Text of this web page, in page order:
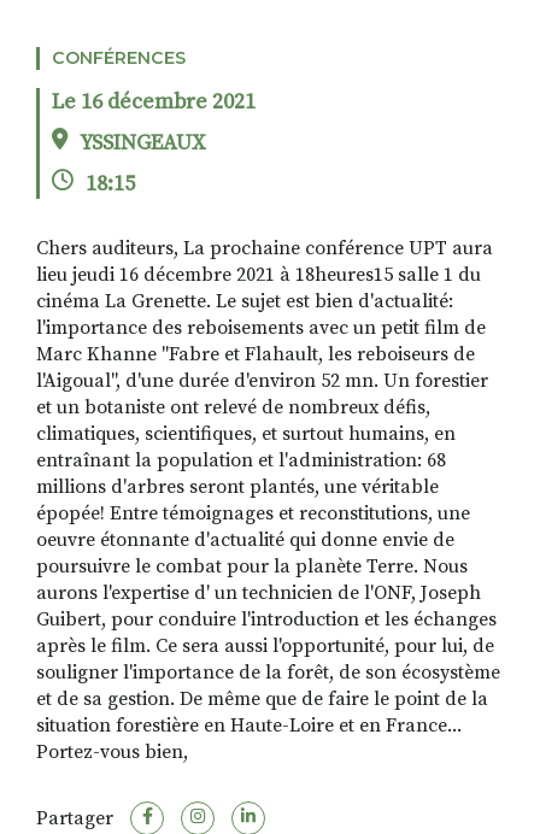
FACEBOOKINSTAGRAM
LINKEDINYOUTUBE
CONFÉRENCES
Le 16 décembre 2021
YSSINGEAUX
18:15
Chers auditeurs, La prochaine conférence UPT aura
lieu jeudi 16 décembre 2021 à 18heures15 salle 1 du
cinéma La Grenette. Le sujet est bien d'actualité:
l'importance des reboisements avec un petit film de
Marc Khanne "Fabre et Flahault, les reboiseurs de
l'Aigoual", d'une durée d'environ 52 mn. Un forestier
et un botaniste ont relevé de nombreux défis,
climatiques, scientifiques, et surtout humains, en
entraînant la population et l'administration: 68
millions d'arbres seront plantés, une véritable
épopée! Entre témoignages et reconstitutions, une
oeuvre étonnante d'actualité qui donne envie de
poursuivre le combat pour la planète Terre. Nous
aurons l'expertise d' un technicien de l'ONF, Joseph
Guibert, pour conduire l'introduction et les échanges
après le film. Ce sera aussi l'opportunité, pour lui, de
souligner l'importance de la forêt, de son écosystème
et de sa gestion. De même que de faire le point de la
situation forestière en Haute-Loire et en France...
Portez-vous bien,
Partager